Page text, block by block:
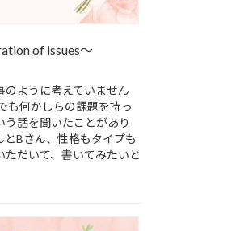
of issues～
のように考えていません
も何かしらの課題を持っ
う話を聞いたことがあり
とBさん、性格もタイプも
だいて、書いてみたいと